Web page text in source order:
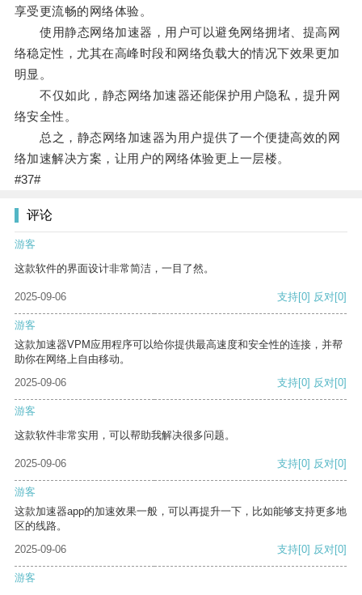
享受更流畅的网络体验。
使用静态网络加速器，用户可以避免网络拥堵、提高网
络稳定性，尤其在高峰时段和网络负载大的情况下效果更加
明显。
不仅如此，静态网络加速器还能保护用户隐私，提升网
络安全性。
总之，静态网络加速器为用户提供了一个便捷高效的网
络加速解决方案，让用户的网络体验更上一层楼。
#37#
评论
游客
这款软件的界面设计非常简洁，一目了然。
2025-09-06 支持[0] 反对[0]
游客
这款加速器VPM应用程序可以给你提供最高速度和安全性的连接，并帮
助你在网络上自由移动。
2025-09-06
支持[0] 反对[0]
游客
这款软件非常实用，可以帮助我解决很多问题。
2025-09-06 支持[0] 反对[0]
游客
这款加速器app的加速效果一般，可以再提升一下，比如能够支持更多地
区的线路。
2025-09-06
支持[0] 反对[0]
游客